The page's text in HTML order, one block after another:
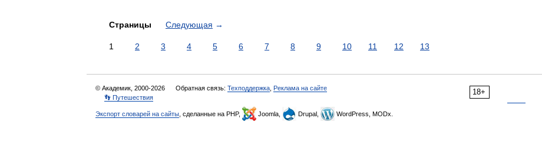
Страницы Следующая →
1 2 3 4 5 6 7 8 9 10 11 12 13
18+
© Академик, 2000-2026 Обратная связь: Техподдержка Реклама на сайте
👣 Путешествия
Экспорт словарей на сайты , сделанные на PHP, Joomla, Drupal, WordPress, MODx.